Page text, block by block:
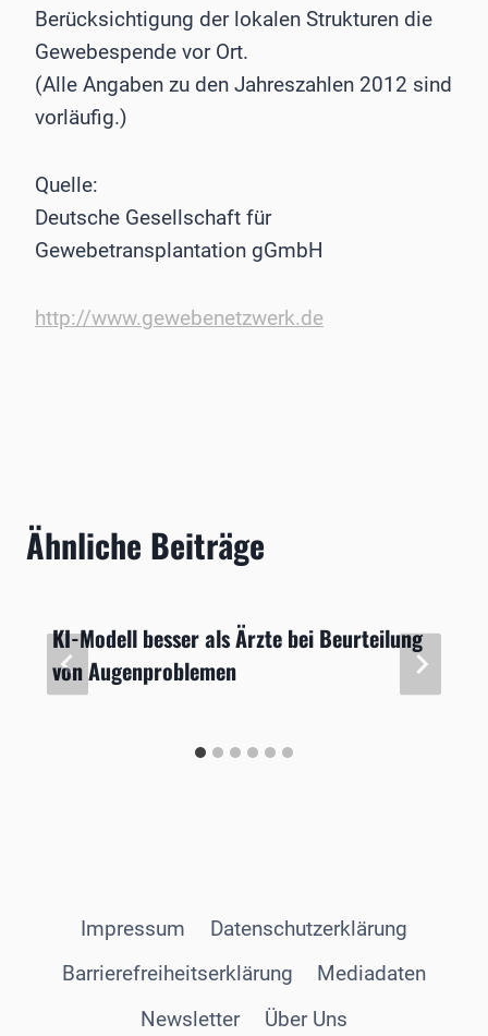
Berücksichtigung der lokalen Strukturen die
Gewebespende vor Ort.
(Alle Angaben zu den Jahreszahlen 2012 sind
vorläufig.)
Quelle:
Deutsche Gesellschaft für
Gewebetransplantation gGmbH
http://www.gewebenetzwerk.de
Ähnliche Beiträge
KI-Modell besser als Ärzte bei Beurteilung
von Augenproblemen
Impressum
Datenschutzerklärung
Barrierefreiheitserklärung
Mediadaten
Newsletter
Über Uns